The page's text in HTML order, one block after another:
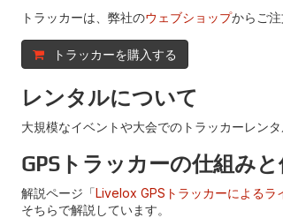
トラッカーは、弊社のウェブショップからご
トラッカーを購入する
レンタルについて
大規模なイベントや大会でのトラッカーレンタ
GPSトラッカーの仕組み
解説ページ「Livelox GPSトラッカーによるラ
そちらで解説しています。